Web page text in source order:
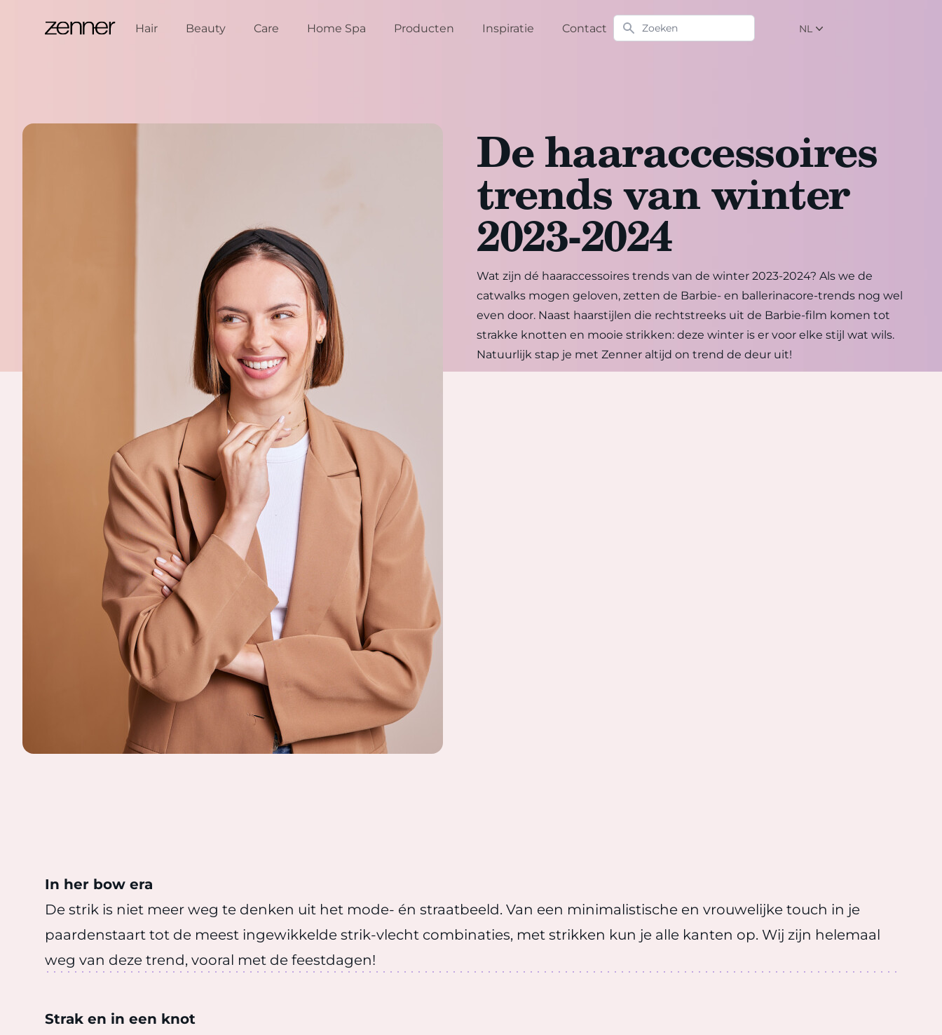
Hair
Beauty Care Home Spa Producten Inspiratie Contact Zoeken NL NL
De haaraccessoires
trends van winter
2023-2024
Wat zijn dé haaraccessoires trends van de winter 2023-2024? Als we de
catwalks mogen geloven, zetten de Barbie- en ballerinacore-trends nog wel
even door. Naast haarstijlen die rechtstreeks uit de Barbie-film komen tot
strakke knotten en mooie strikken: deze winter is er voor elke stijl wat wils.
Natuurlijk stap je met Zenner altijd on trend de deur uit!
In her bow era
De strik is niet meer weg te denken uit het mode- én straatbeeld. Van een minimalistische en vrouwelijke touch in je
paardenstaart tot de meest ingewikkelde strik-vlecht combinaties, met strikken kun je alle kanten op. Wij zijn helemaal
weg van deze trend, vooral met de feestdagen!
Strak en in een knot